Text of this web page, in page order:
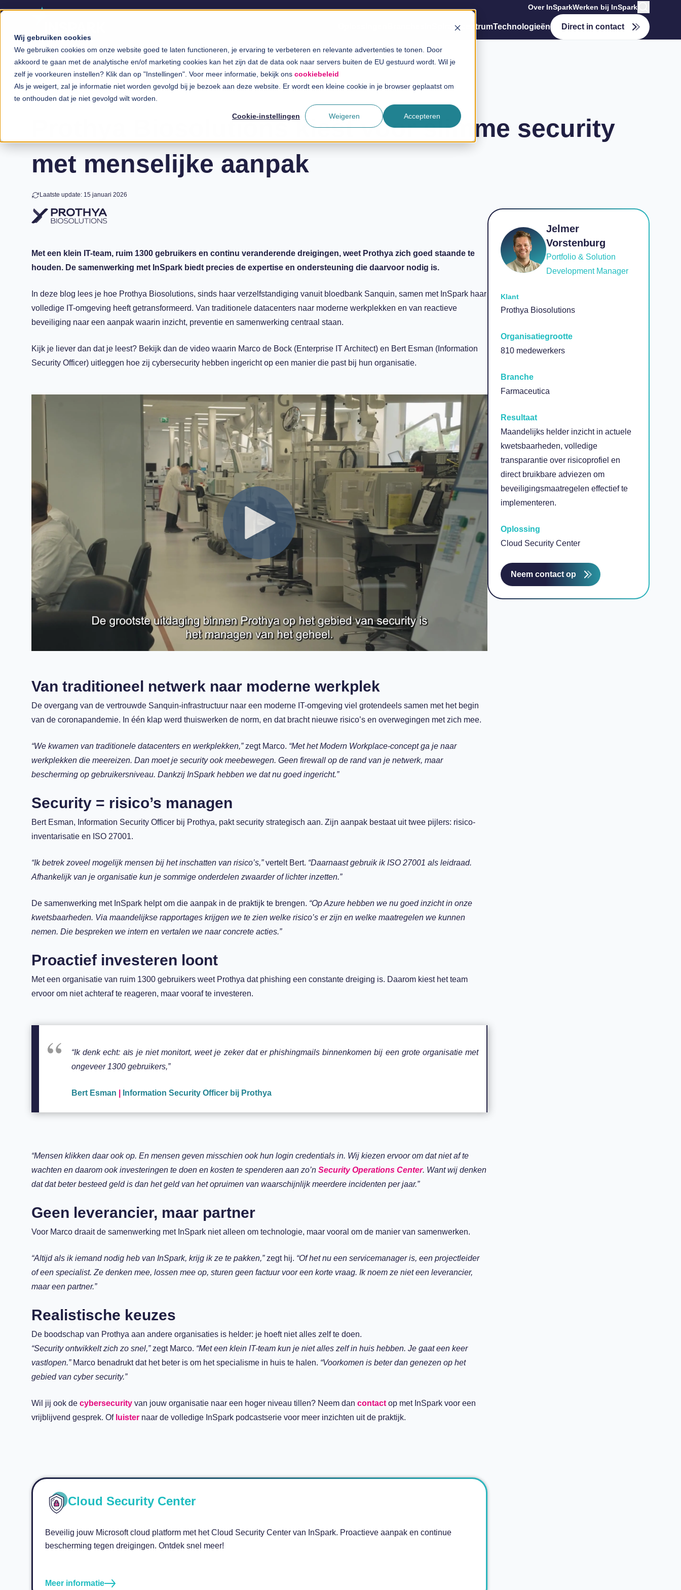
Wij gebruiken cookies
We gebruiken cookies om onze website goed te laten functioneren, je ervaring te verbeteren en relevante advertenties te tonen. Door
akkoord te gaan met de analytische en/of marketing cookies kan het zijn dat de data ook naar servers buiten de EU gestuurd wordt. Wil je
zelf je voorkeuren instellen? Klik dan op "Instellingen". Voor meer informatie, bekijk ons cookiebeleid
Als je weigert, zal je informatie niet worden gevolgd bij je bezoek aan deze website. Er wordt een kleine cookie in je browser geplaatst om
te onthouden dat je niet gevolgd wilt worden.
Cookie-instellingen Accepteren
Weigeren
Over InSparkWerken bij InSpark
InSpiratiecentrumTechnologieën Direct in contact
Klantverhaal
Prothya Biosolutions kiest voor slimme security
met menselijke aanpak
Laatste update: 15 januari 2026
Met een klein IT-team, ruim 1300 gebruikers en continu veranderende dreigingen, weet Prothya zich goed staande te
houden. De samenwerking met InSpark biedt precies de expertise en ondersteuning die daarvoor nodig is.
In deze blog lees je hoe Prothya Biosolutions, sinds haar verzelfstandiging vanuit bloedbank Sanquin, samen met InSpark haar
volledige IT-omgeving heeft getransformeerd. Van traditionele datacenters naar moderne werkplekken en van reactieve
beveiliging naar een aanpak waarin inzicht, preventie en samenwerking centraal staan.
Kijk je liever dan dat je leest? Bekijk dan de video waarin Marco de Bock (Enterprise IT Architect) en Bert Esman (Information
Security Officer) uitleggen hoe zij cybersecurity hebben ingericht op een manier die past bij hun organisatie.
Van traditioneel netwerk naar moderne werkplek
De overgang van de vertrouwde Sanquin-infrastructuur naar een moderne IT-omgeving viel grotendeels samen met het begin
van de coronapandemie. In één klap werd thuiswerken de norm, en dat bracht nieuwe risico’s en overwegingen met zich mee.
“We kwamen van traditionele datacenters en werkplekken,”zegt Marco. “Met het Modern Workplace-concept ga je naar
werkplekken die meereizen. Dan moet je security ook meebewegen. Geen firewall op de rand van je netwerk, maar
bescherming op gebruikersniveau. Dankzij InSpark hebben we dat nu goed ingericht.”
Security = risico’s managen
Bert Esman, Information Security Officer bij Prothya, pakt security strategisch aan. Zijn aanpak bestaat uit twee pijlers: risico-
inventarisatie en ISO 27001.
“Ik betrek zoveel mogelijk mensen bij het inschatten van risico’s,”vertelt Bert. “Daarnaast gebruik ik ISO 27001 als leidraad.
Afhankelijk van je organisatie kun je sommige onderdelen zwaarder of lichter inzetten.”
De samenwerking met InSpark helpt om die aanpak in de praktijk te brengen. “Op Azure hebben we nu goed inzicht in onze
kwetsbaarheden. Via maandelijkse rapportages krijgen we te zien welke risico’s er zijn en welke maatregelen we kunnen
nemen. Die bespreken we intern en vertalen we naar concrete acties.”
Proactief investeren loont
Met een organisatie van ruim 1300 gebruikers weet Prothya dat phishing een constante dreiging is. Daarom kiest het team
ervoor om niet achteraf te reageren, maar vooraf te investeren.
“Ik denk echt: als je niet monitort, weet je zeker dat er phishingmails binnenkomen bij een grote organisatie met
ongeveer 1300 gebruikers,”
Bert Esman Information Security Officer bij Prothya
“Mensen klikken daar ook op. En mensen geven misschien ook hun login credentials in. Wij kiezen ervoor om dat niet af te
wachten en daarom ook investeringen te doen en kosten te spenderen aan zo’n Security Operations Center. Want wij denken
dat dat beter besteed geld is dan het geld van het opruimen van waarschijnlijk meerdere incidenten per jaar.”
Geen leverancier, maar partner
Voor Marco draait de samenwerking met InSpark niet alleen om technologie, maar vooral om de manier van samenwerken.
“Altijd als ik iemand nodig heb van InSpark, krijg ik ze te pakken,”zegt hij. “Of het nu een servicemanager is, een projectleider
of een specialist. Ze denken mee, lossen mee op, sturen geen factuur voor een korte vraag. Ik noem ze niet een leverancier,
maar een partner.”
Realistische keuzes
De boodschap van Prothya aan andere organisaties is helder: je hoeft niet alles zelf te doen.
“Security ontwikkelt zich zo snel,”zegt Marco. “Met een klein IT-team kun je niet alles zelf in huis hebben. Je gaat een keer
vastlopen.” Marco benadrukt dat het beter is om het specialisme in huis te halen. “Voorkomen is beter dan genezen op het
gebied van cyber security.”
Wil jij ook de cybersecurity van jouw organisatie naar een hoger niveau tillen? Neem dan contact op met InSpark voor een
vrijblijvend gesprek. Of luister naar de volledige InSpark podcastserie voor meer inzichten uit de praktijk.
Cloud Security Center
Beveilig jouw Microsoft cloud platform met het Cloud Security Center van InSpark. Proactieve aanpak en continue
bescherming tegen dreigingen. Ontdek snel meer!
Meer informatie
Jelmer
Vorstenburg
Portfolio & Solution
Development Manager
Klant
Prothya Biosolutions
Organisatiegrootte
810 medewerkers
Branche
Farmaceutica
Resultaat
Maandelijks helder inzicht in actuele
kwetsbaarheden, volledige
transparantie over risicoprofiel en
direct bruikbare adviezen om
beveiligingsmaatregelen effectief te
implementeren.
Oplossing
Cloud Security Center
Neem contact op